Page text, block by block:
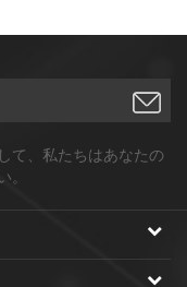
て、私たちはあなたの
。